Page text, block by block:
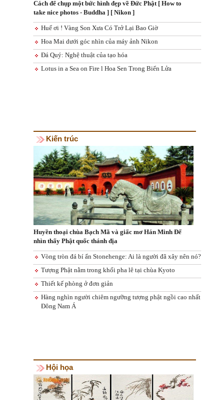
Cách để chụp một bức hình đẹp về Đức Phật [ How to
take nice photos - Buddha ] [ Nikon ]
Huế ơi ! Vàng Son Xưa Có Trở Lại Bao Giờ
Hoa Mai dưới góc nhìn của máy ảnh Nikon
Đá Quý: Nghệ thuật của tạo hóa
Lotus in a Sea on Fire l Hoa Sen Trong Biển Lửa
Kiến trúc
Huyền thoại chùa Bạch Mã và giấc mơ Hán Minh Đế
nhìn thấy Phật quốc thánh địa
Vòng tròn đá bí ẩn Stonehenge: Ai là người đã xây nên nó?
Tượng Phật nằm trong khối pha lê tại chùa Kyoto
Thiết kế phòng ở đơn giản
Hàng nghìn người chiêm ngưỡng tượng phật ngồi cao nhất
Đông Nam Á
Hội họa